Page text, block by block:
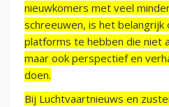
nieuwkomers met veel
schreeuwen, is het
platforms te hebben die niet
maar ook perspectief en
doen.
Bij Luchtvaartnieuws en